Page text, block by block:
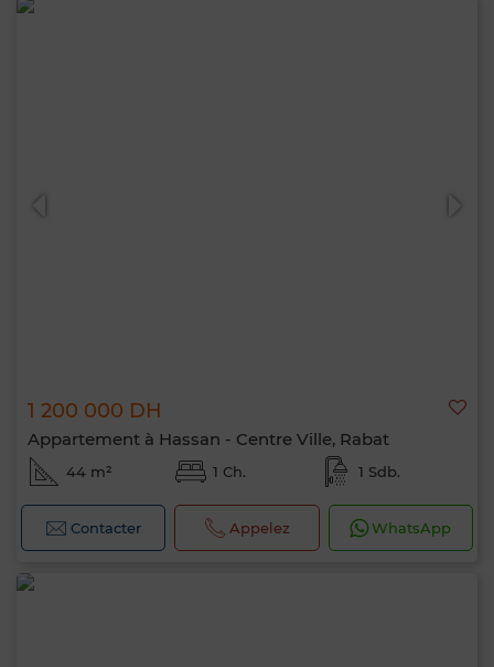
1 200 000 DH
Appartement à Hassan - Centre Ville, Rabat
44 m² 1 Ch. 1 Sdb.
Contacter Appelez WhatsApp